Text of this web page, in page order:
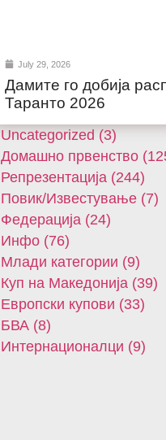
July 29, 2026
Дамите го добија
Таранто 2026
Uncategorized (3)
Домашнo првенство
Репрезентација (244)
Повик/Известување (7)
Федерација (24)
Инфо (76)
Млади категории (9)
Куп на Македонија (39)
Европски купови (33)
БВА (8)
Интернационалци (9)